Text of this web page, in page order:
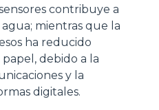
contribuye a
mientras que la
ha reducido
debido a la
y la
digitales.